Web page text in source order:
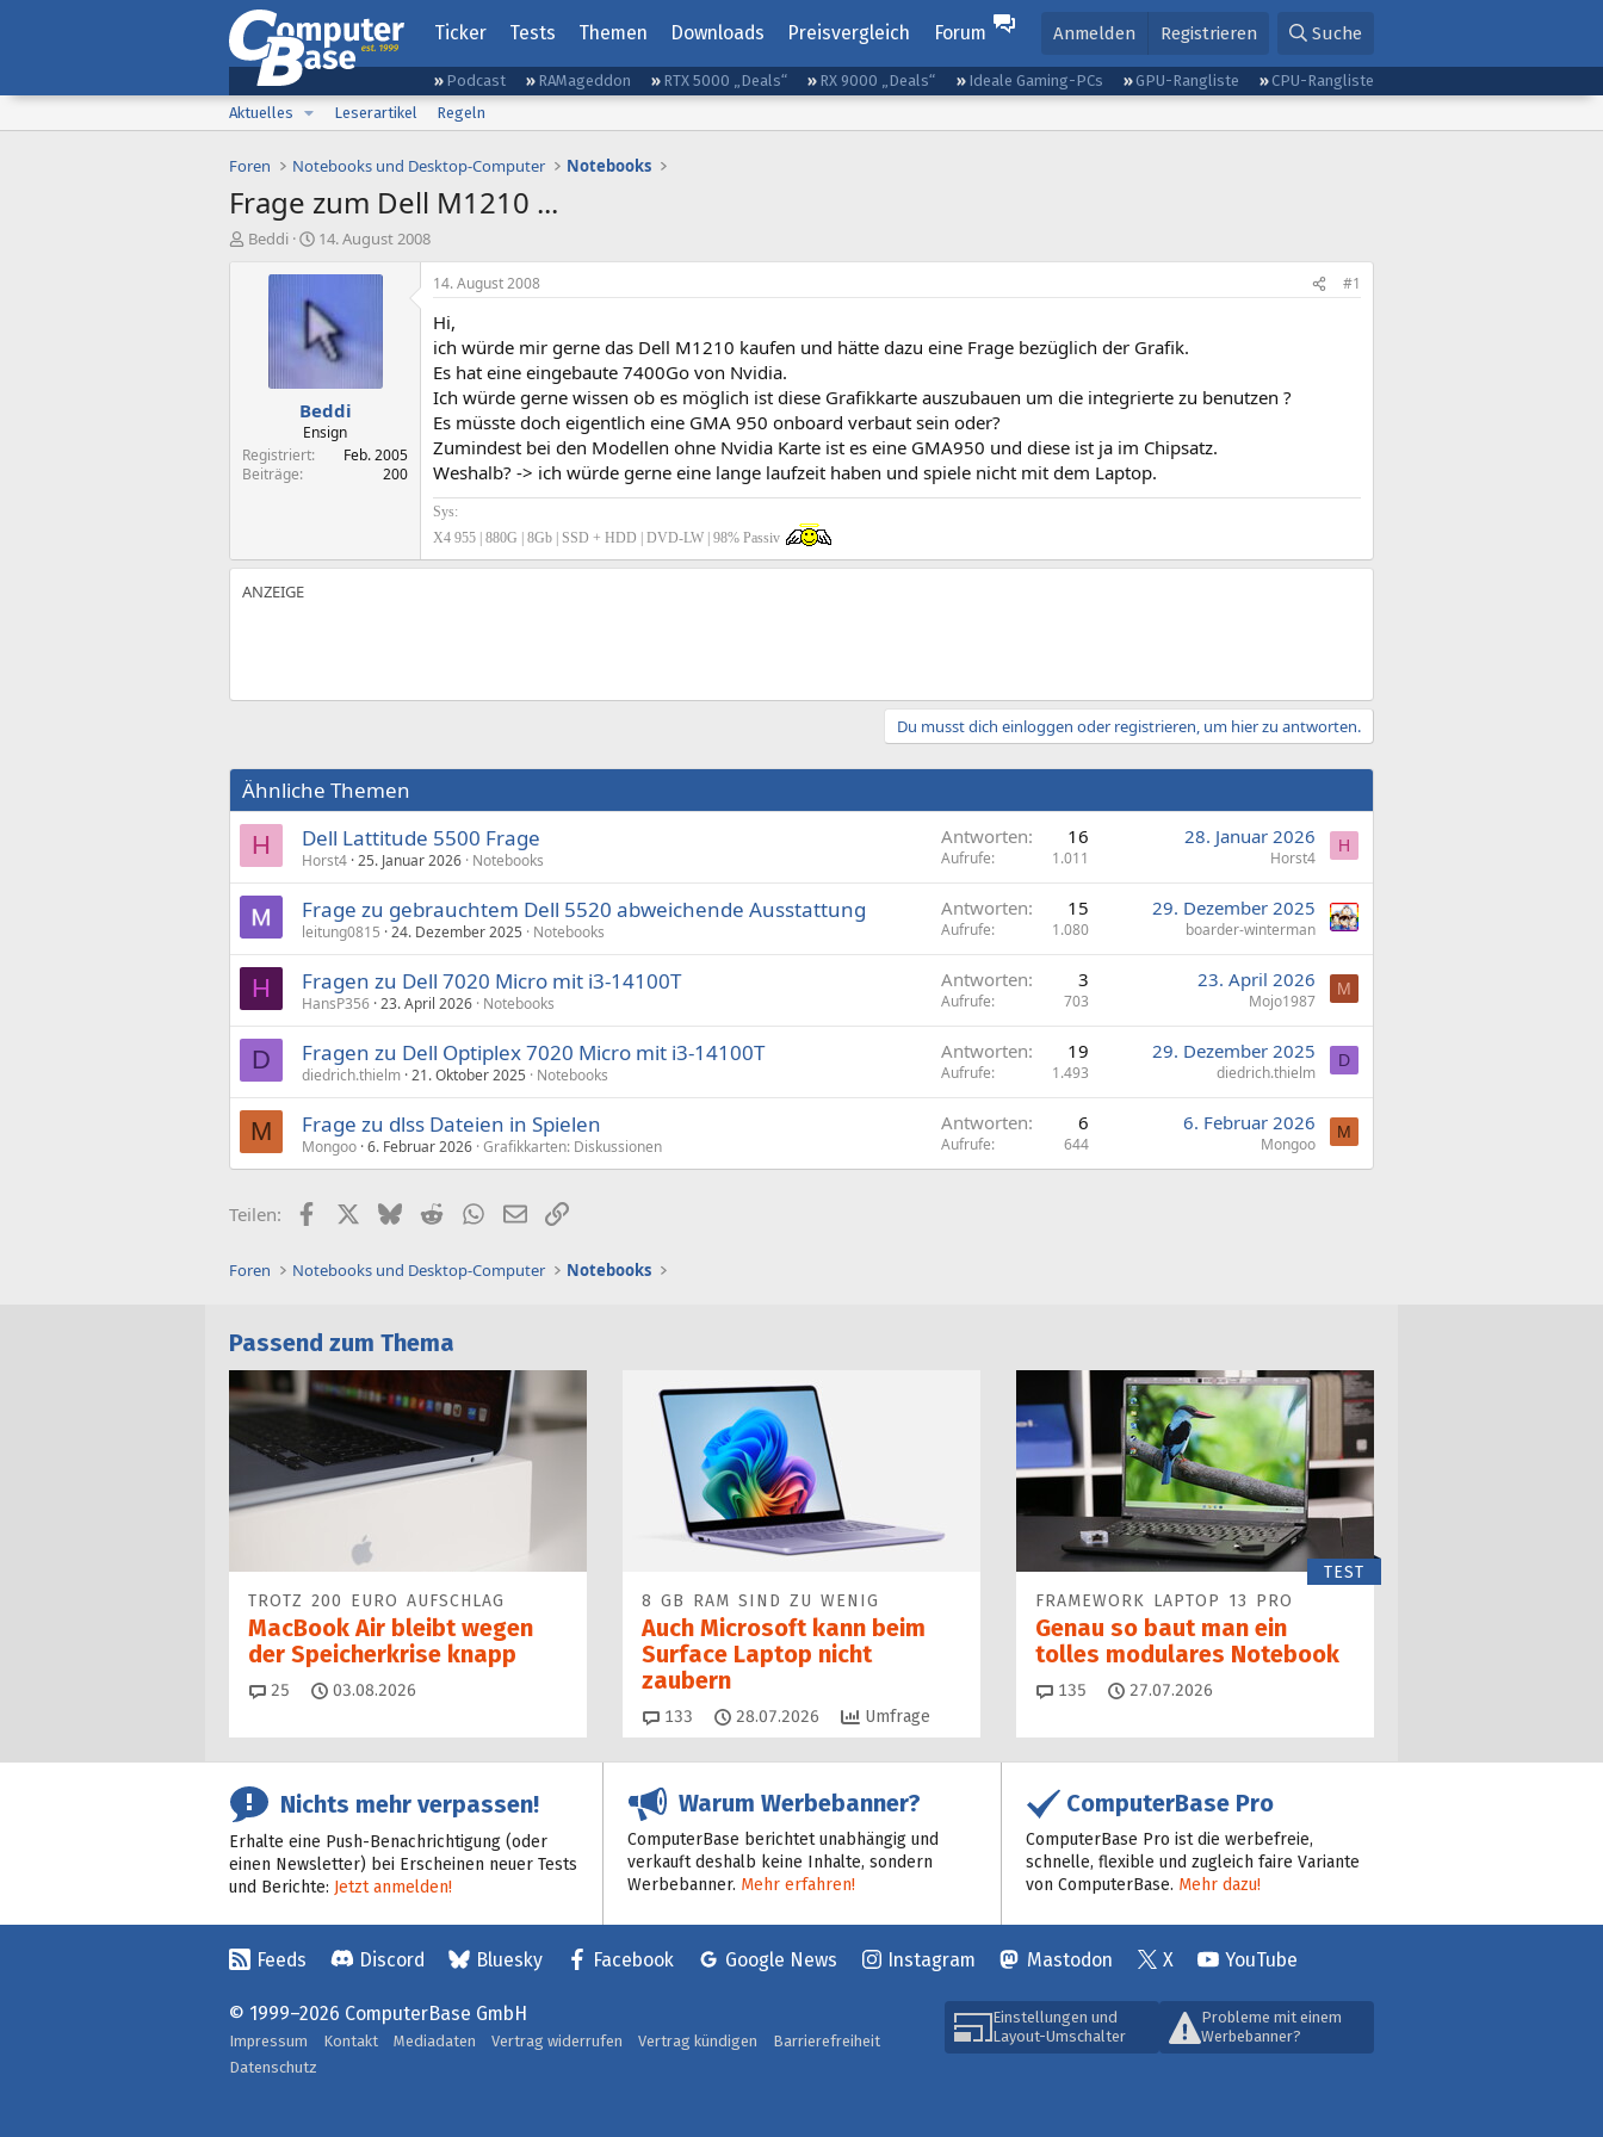
Ticker Tests Themen Downloads Preisvergleich Forum Anmelden Registrieren Suche
Podcast RAMageddon RTX 5000 „Deals“ RX 9000 „Deals“ Ideale Gaming-PCs GPU-Rangliste
CPU-Rangliste
Aktuelles
Leserartikel Regeln
Foren Notebooks und Desktop-Computer Notebooks
Frage zum Dell M1210 ...
E
Beddi
E
s
t
e
l
t
a
m
14. August 2008
Beddi
Ensign
Registriert
Feb. 2005
Beiträge
200
14. August 2008 #1
Hi,
ich würde mir gerne das Dell M1210 kaufen und hätte dazu eine Frage bezüglich der Grafik.
Es hat eine eingebaute 7400Go von Nvidia.
Ich würde gerne wissen ob es möglich ist diese Grafikkarte auszubauen um die integrierte zu benutzen ?
Es müsste doch eigentlich eine GMA 950 onboard verbaut sein oder?
Zumindest bei den Modellen ohne Nvidia Karte ist es eine GMA950 und diese ist ja im Chipsatz.
Weshalb? -> ich würde gerne eine lange laufzeit haben und spiele nicht mit dem Laptop.
Sys:
X4 955 | 880G | 8Gb | SSD + HDD | DVD-LW | 98% Passiv
Du musst dich einloggen oder registrieren, um hier zu antworten.
Ähnliche Themen
H Dell Lattitude 5500 Frage
Horst4 25. Januar 2026 Notebooks
Antworten 16
Aufrufe 1.011
28. Januar 2026
Horst4
H
Frage zu gebrauchtem Dell 5520 abweichende Ausstattung
leitung0815 24. Dezember 2025 Notebooks
Antworten 15
Aufrufe 1.080
29. Dezember 2025
boarder-winterman
H Fragen zu Dell 7020 Micro mit i3-14100T
HansP356 23. April 2026 Notebooks
Antworten 3
Aufrufe 703
23. April 2026
Mojo1987
M
D Fragen zu Dell Optiplex 7020 Micro mit i3-14100T
diedrich.thielm 21. Oktober 2025 Notebooks
Antworten 19
Aufrufe 1.493
29. Dezember 2025
diedrich.thielm
D
M Frage zu dlss Dateien in Spielen
Mongoo 6. Februar 2026 Grafikkarten: Diskussionen
Antworten 6
Aufrufe 644
6. Februar 2026
Mongoo
M
Teilen: FacebookX (Twitter)
BlueskyRedditWhatsApp
E-MailLink
Foren Notebooks und Desktop-Computer Notebooks
Passend zum Thema
TROTZ 200 EURO AUFSCHLAG
MacBook Air bleibt wegen
der Speicherkrise knapp
25 Kommentare
03.08.2026
8 GB RAM SIND ZU WENIG
Auch Microsoft kann beim
Surface Laptop nicht
zaubern
133 Kommentare
28.07.2026 Umfrage
TEST
FRAMEWORK LAPTOP 13 PRO
Genau so baut man ein
tolles modulares Notebook
135 Kommentare
27.07.2026
Nichts mehr verpassen!
Erhalte eine Push-Benachrichtigung (oder
einen Newsletter) bei Erscheinen neuer Tests
und Berichte: Jetzt anmelden!
Warum Werbebanner?
ComputerBase berichtet unabhängig und
verkauft deshalb keine Inhalte, sondern
Werbebanner. Mehr erfahren!
ComputerBase Pro
ComputerBase Pro ist die werbefreie,
schnelle, flexible und zugleich faire Variante
von ComputerBase. Mehr dazu!
Feeds Discord Bluesky Facebook Google News Instagram Mastodon X YouTube
Einstellungen und
Layout-Umschalter
Probleme mit einem
Werbebanner?
© 1999–2026 ComputerBase GmbH
Impressum Kontakt Mediadaten Vertrag widerrufen Vertrag kündigen
Barrierefreiheit
Datenschutz